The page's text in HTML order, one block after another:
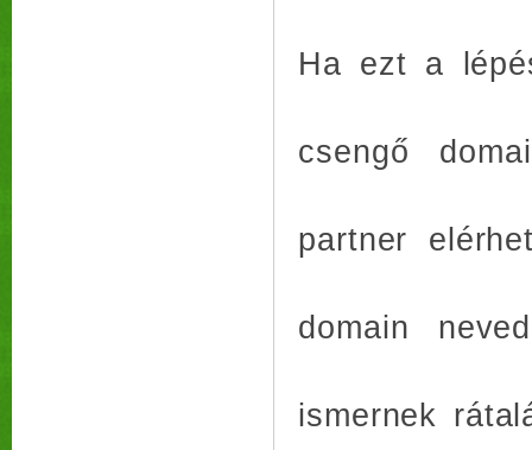
Ha ezt a
csengő
partner
domain
ismernek